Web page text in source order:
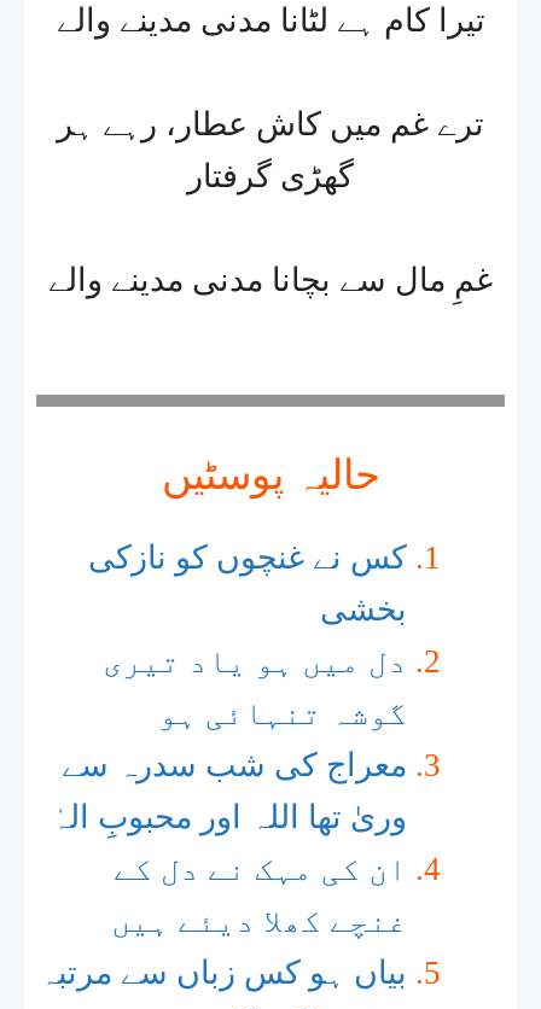
تیرا کام ہے لٹانا مدنی مدینے والے
ترے غم میں کاش عطار، رہے ہر
گھڑی گرفتار
غمِ مال سے بچانا مدنی مدینے والے
حالیہ پوسٹیں
کس نے غنچوں کو نازکی
بخشی
دل میں ہو یاد تیری
گوشہ تنہائی ہو
معراج کی شب سدرہ سے
وریٰ تھا اللہ اور محبوبِ الہٰ
ان کی مہک نے دل کے
غنچے کھلا دیئے ہیں
بیاں ہو کس زباں سے مرتبہ